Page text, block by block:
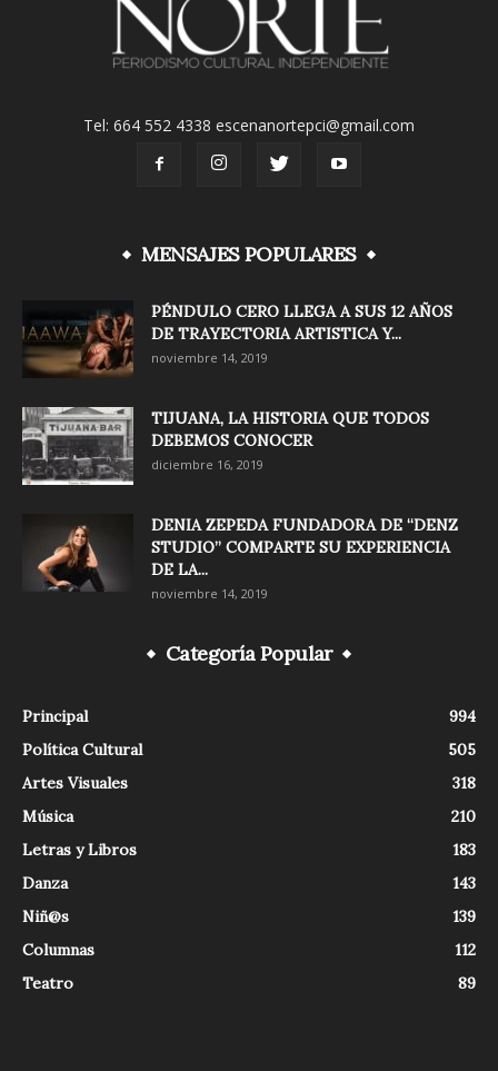
Tel: 664 552 4338 escenanortepci@gmail.com
MENSAJES POPULARES
PÉNDULO CERO LLEGA A SUS 12 AÑOS
DE TRAYECTORIA ARTISTICA Y...
noviembre 14, 2019
TIJUANA, LA HISTORIA QUE TODOS
DEBEMOS CONOCER
diciembre 16, 2019
DENIA ZEPEDA FUNDADORA DE “DENZ
STUDIO” COMPARTE SU EXPERIENCIA
DE LA...
noviembre 14, 2019
Categoría Popular
Principal
994
Política Cultural
505
Artes Visuales
318
Música
210
Letras y Libros
183
Danza
143
Niñ@s
139
Columnas
112
Teatro
89